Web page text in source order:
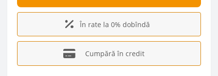
În rate la 0% dobîndă
Cumpără în credit